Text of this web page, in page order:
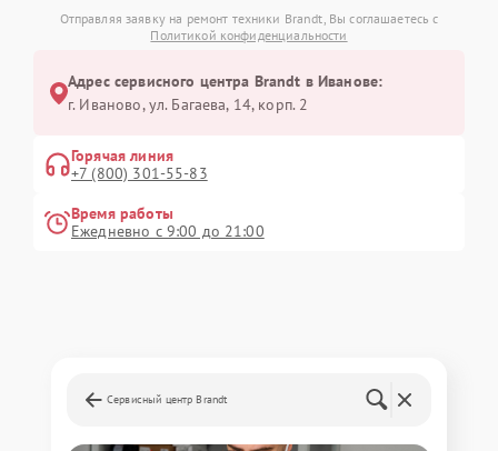
Отправляя заявку на ремонт техники Brandt, Вы соглашаетесь с
Политикой конфиденциальности
Адрес сервисного центра Brandt в Иванове:
г. Иваново, ул. Багаева, 14, корп. 2
Горячая линия
+7 (800) 301-55-83
Время работы
Ежедневно с 9:00 до 21:00
Сервисный центр Brandt